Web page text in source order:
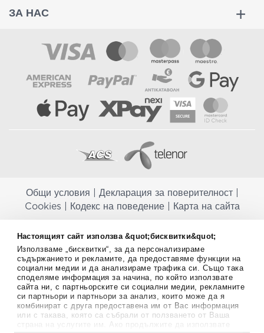
Настоящият сайт използва &quot;бисквитки&quot;
Използваме „бисквитки“, за да персонализираме
съдържанието и рекламите, да предоставяме функции на
социални медии и да анализираме трафика си. Също така
споделяме информация за начина, по който използвате
сайта ни, с партньорските си социални медии, рекламните
си партньори и партньори за анализ, които може да я
комбинират с друга предоставена им от Вас информация
или с такава, която са събрали от ползването от Ваша
страна на услугите им. Ако продължите да използвате
ЗА НАС
Общи условия Декларация за поверителност|
Cookies
Кодекс на поведение| Карта на сайта
заместват балансираната диета и не са предназначени за
профилактика, лечение или лечение на човешки заболявания.
Консултирайте се с Вашия лекар, ако сте бременна, кърмите,
приемате лекарства или имате някакви здравословни проблеми,
преди да използвате някаква хранителна добавка. Непрекъснато се
стремим да ви предоставяме точна и валидна информация. Ако
имате някакви въпроси или коментари относно тях, моля свържете
се с нас.